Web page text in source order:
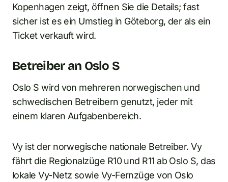
Kopenhagen zeigt, öffnen Sie die Details; fast
sicher ist es ein Umstieg in Göteborg, der als ein
Ticket verkauft wird.
Betreiber an Oslo S
Oslo S wird von mehreren norwegischen und
schwedischen Betreibern genutzt, jeder mit
einem klaren Aufgabenbereich.
Vy ist der norwegische nationale Betreiber. Vy
fährt die Regionalzüge R10 und R11 ab Oslo S, das
lokale Vy-Netz sowie Vy-Fernzüge von Oslo